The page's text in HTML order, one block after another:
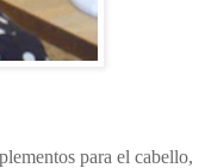
para el cabello,